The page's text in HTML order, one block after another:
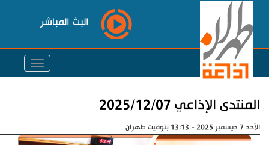
البث المباشر
المنتدى الإذاعي 2025/12/07
الأحد 7 ديسمبر 2025 - 13:13 بتوقيت طهران